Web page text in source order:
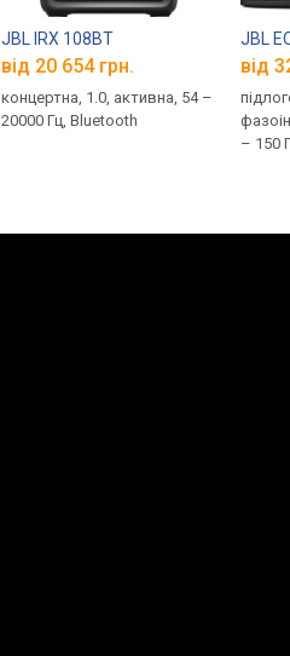
JBL IRX 108BT
від 20 654 грн.
концертна, 1.0, активна, 54 –
20000 Гц, Bluetooth
JBL
від
– 150